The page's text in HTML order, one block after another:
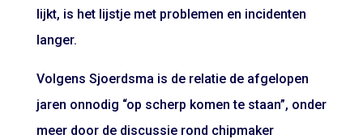
lijkt, is het lijstje met problemen en incidenten
langer.
Volgens Sjoerdsma is de relatie de afgelopen
jaren onnodig “op scherp komen te staan”, onder
meer door de discussie rond chipmaker